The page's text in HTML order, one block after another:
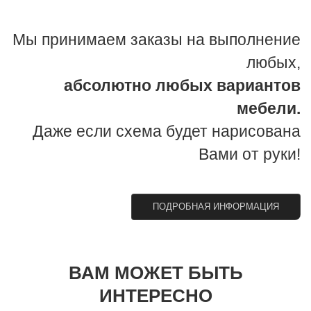
Мы принимаем заказы на выполнение
любых,
абсолютно любых вариантов
мебели.
Даже если схема будет нарисована
Вами от руки!
ПОДРОБНАЯ ИНФОРМАЦИЯ
ВАМ МОЖЕТ БЫТЬ
ИНТЕРЕСНО